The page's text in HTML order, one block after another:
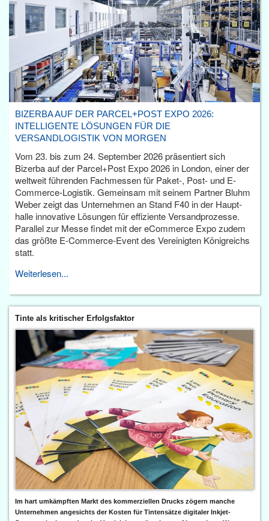
BIZERBA AUF DER PARCEL+POST EXPO 2026:
INTELLIGENTE LÖSUNGEN FÜR DIE
VERSANDLOGISTIK VON MORGEN
Vom 23. bis zum 24. September 2026 präsentiert sich
Bizerba auf der Parcel+Post Expo 2026 in London, einer der
weltweit führenden Fachmessen für Paket-, Post- und E-
Commerce-Logistik. Gemeinsam mit seinem Partner Bluhm
Weber zeigt das Unternehmen an Stand F40 in der Haupt­
halle innovative Lösungen für effiziente Versandprozesse.
Parallel zur Messe findet mit der eCommerce Expo zudem
das größte E-Commerce-Event des Vereinigten Königreichs
statt.
Weiterlesen...
Tinte als kritischer Erfolgsfaktor
Im hart umkämpften Markt des kommerziellen Drucks zögern manche
Unternehmen angesichts der Kosten für Tintensätze digitaler Inkjet-